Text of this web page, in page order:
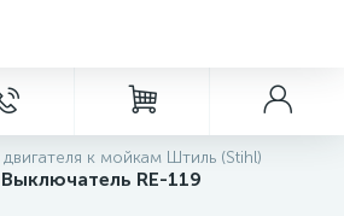
к мойкам Штиль (Stihl)
Выключатель RE-119